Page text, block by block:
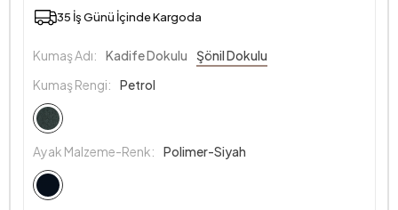
35 İş Günü İçinde Kargoda
Kumaş Adı: Kadife Dokulu
Şönil Dokulu
Kumaş Rengi:
Petrol
Ayak Malzeme-Renk: Polimer-Siyah